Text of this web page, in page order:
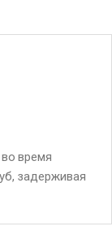
время
задерживая